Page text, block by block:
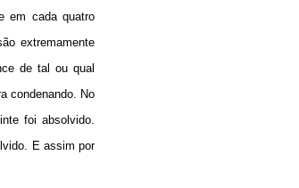
em cada quatro
extremamente
de tal ou qual
condenando. No
foi absolvido.
E assim por